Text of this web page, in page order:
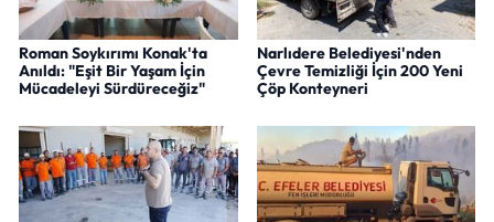
Roman Soykırımı Konak'ta
Anıldı: "Eşit Bir Yaşam İçin
Mücadeleyi Sürdüreceğiz"
Narlıdere Belediyesi'nden
Çevre Temizliği İçin 200 Yeni
Çöp Konteyneri